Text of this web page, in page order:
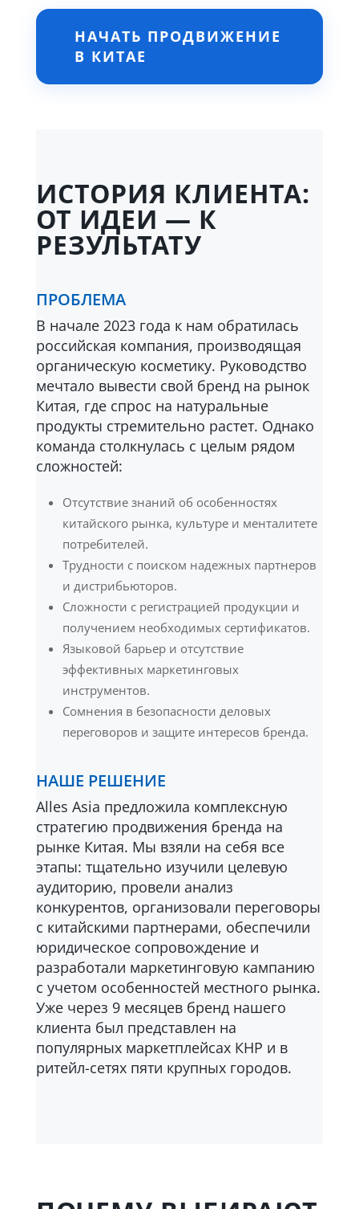
НАЧАТЬ ПРОДВИЖЕНИЕ
В КИТАЕ
ИСТОРИЯ КЛИЕНТА:
ОТ ИДЕИ — К
РЕЗУЛЬТАТУ
ПРОБЛЕМА
В начале 2023 года к нам обратилась
российская компания, производящая
органическую косметику. Руководство
мечтало вывести свой бренд на рынок
Китая, где спрос на натуральные
продукты стремительно растет. Однако
команда столкнулась с целым рядом
сложностей:
Отсутствие знаний об особенностях
китайского рынка, культуре и менталитете
потребителей.
Трудности с поиском надежных партнеров
и дистрибьюторов.
Сложности с регистрацией продукции и
получением необходимых сертификатов.
Языковой барьер и отсутствие
эффективных маркетинговых
инструментов.
Сомнения в безопасности деловых
переговоров и защите интересов бренда.
НАШЕ РЕШЕНИЕ
Alles Asia предложила комплексную
стратегию продвижения бренда на
рынке Китая. Мы взяли на себя все
этапы: тщательно изучили целевую
аудиторию, провели анализ
конкурентов, организовали переговоры
с китайскими партнерами, обеспечили
юридическое сопровождение и
разработали маркетинговую кампанию
с учетом особенностей местного рынка.
Уже через 9 месяцев бренд нашего
клиента был представлен на
популярных маркетплейсах КНР и в
ритейл-сетях пяти крупных городов.